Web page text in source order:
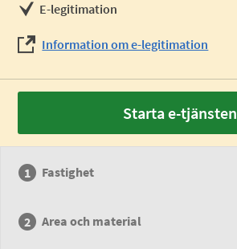
E-legitimation
Information om e-legitimation
Starta e-tjänsten
Fastighet
Area och material